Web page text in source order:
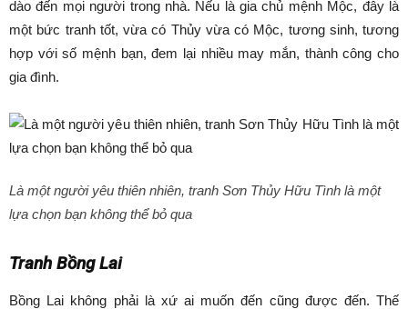
dào đến mọi người trong nhà. Nếu là gia chủ mệnh Mộc, đây là
một bức tranh tốt, vừa có Thủy vừa có Mộc, tương sinh, tương
hợp với số mệnh bạn, đem lại nhiều may mắn, thành công cho
gia đình.
Là một người yêu thiên nhiên, tranh Sơn Thủy Hữu Tình là một
lựa chọn bạn không thể bỏ qua
Tranh Bồng Lai
Bồng Lai không phải là xứ ai muốn đến cũng được đến. Thế